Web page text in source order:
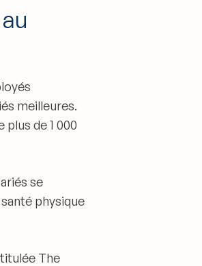
meilleures.
de 1 000
se
santé physique
The